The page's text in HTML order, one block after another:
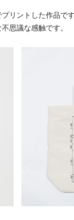
リントした作品で
思議な感触です。